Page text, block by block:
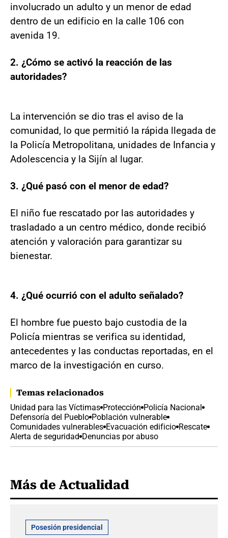
involucrado un adulto y un menor de edad
dentro de un edificio en la calle 106 con
avenida 19.
2. ¿Cómo se activó la reacción de las
autoridades?
La intervención se dio tras el aviso de la
comunidad, lo que permitió la rápida llegada de
la Policía Metropolitana, unidades de Infancia y
Adolescencia y la Sijín al lugar.
3. ¿Qué pasó con el menor de edad?
El niño fue rescatado por las autoridades y
trasladado a un centro médico, donde recibió
atención y valoración para garantizar su
bienestar.
4. ¿Qué ocurrió con el adulto señalado?
El hombre fue puesto bajo custodia de la
Policía mientras se verifica su identidad,
antecedentes y las conductas reportadas, en el
marco de la investigación en curso.
Temas relacionados
Unidad para las Víctimas Protección Policía Nacional
Defensoría del Pueblo Población vulnerable
Comunidades vulnerables Evacuación edificio Rescate
Alerta de seguridad Denuncias por abuso
Más de Actualidad
Posesión presidencial